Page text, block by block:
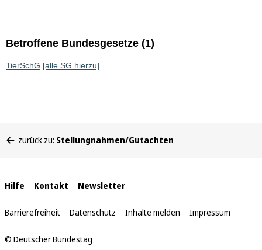
Betroffene Bundesgesetze (1)
TierSchG [alle SG hierzu]
befinden
zurück zu: Stellungnahmen/Gutachten
Interne
Links
Hilfe Kontakt Newsletter
Barrierefreiheit Datenschutz Inhalte melden Impressum
© Deutscher Bundestag